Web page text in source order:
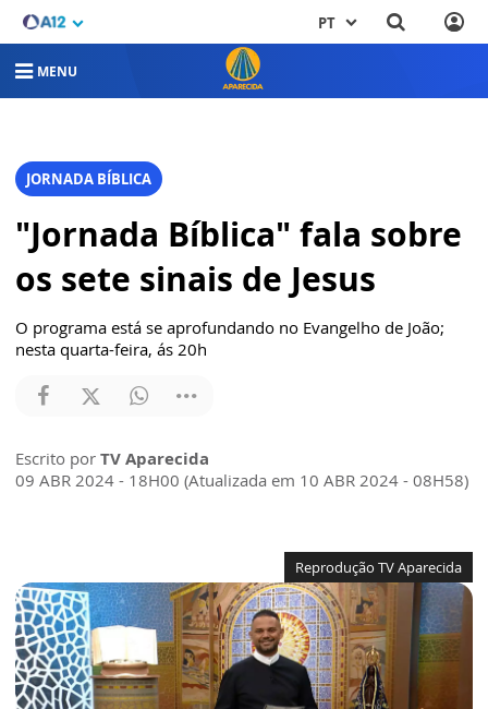
PT
MENU
JORNADA BÍBLICA
"Jornada Bíblica" fala sobre
os sete sinais de Jesus
O programa está se aprofundando no Evangelho de João;
nesta quarta-feira, ás 20h
Escrito por TV Aparecida
09 ABR 2024 - 18H00 (Atualizada em 10 ABR 2024 - 08H58)
Reprodução TV Aparecida